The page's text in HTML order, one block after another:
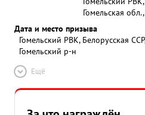
Гомельская
Дата и место призыва
Гомельский РВК, Белорусская
Гомельский р-н
Ещё